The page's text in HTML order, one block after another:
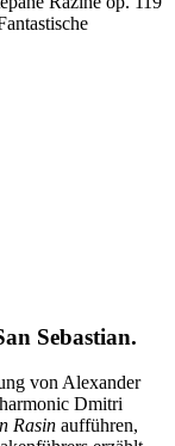
Sebastian.
von Alexander
Dmitri
Rasin aufführen,